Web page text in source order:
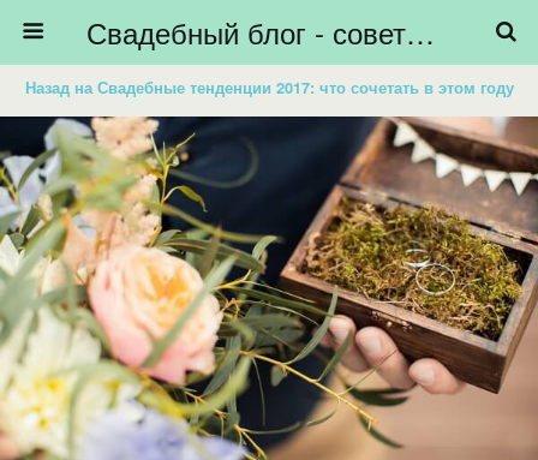
Свадебный блог - советы невестам, подготовка к свадьбе - HiBride
Назад на Свадебные тенденции 2017: что сочетать в этом году